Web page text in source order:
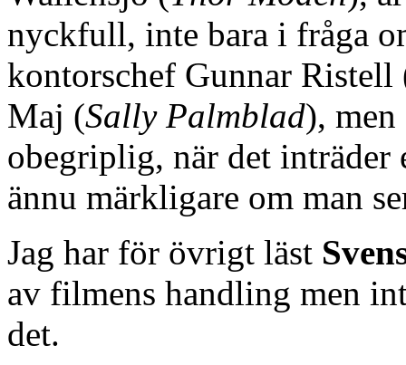
nyckfull, inte bara i fråga
kontorschef Gunnar Ristell
Maj (Sally Palmblad),
obegriplig, när det
ännu märkligare om man
Jag har för övrigt läst
av filmens handling men
det.